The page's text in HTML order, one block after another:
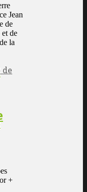
Jean
de
de
la
de
+